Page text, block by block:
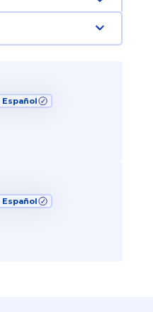
Español
Español